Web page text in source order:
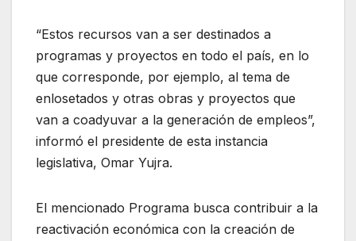
“Estos recursos van a ser destinados a
programas y proyectos en todo el país, en lo
que corresponde, por ejemplo, al tema de
enlosetados y otras obras y proyectos que
van a coadyuvar a la generación de empleos”,
informó el presidente de esta instancia
legislativa, Omar Yujra.
El mencionado Programa busca contribuir a la
reactivación económica con la creación de